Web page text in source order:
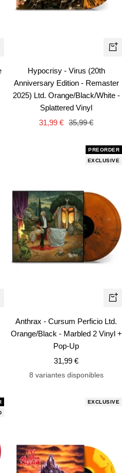
+
Hypocrisy - Virus (20th
Anniversary Edition - Remaster
2025) Ltd. Orange/Black/White -
Splattered Vinyl
Precio
31,99 € Precio
35,99 €
PREORDER
EXCLUSIVE
+
Anthrax - Cursum Perficio Ltd.
Orange/Black - Marbled 2 Vinyl +
Pop-Up
Precio
de
31,99 €
8 variantes disponibles
EXCLUSIVE